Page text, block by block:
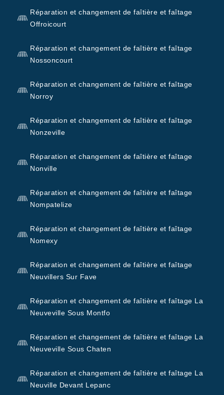
Réparation et changement de faîtière et faîtage
Offroicourt
Réparation et changement de faîtière et faîtage
Nossoncourt
Réparation et changement de faîtière et faîtage
Norroy
Réparation et changement de faîtière et faîtage
Nonzeville
Réparation et changement de faîtière et faîtage
Nonville
Réparation et changement de faîtière et faîtage
Nompatelize
Réparation et changement de faîtière et faîtage
Nomexy
Réparation et changement de faîtière et faîtage
Neuvillers Sur Fave
Réparation et changement de faîtière et faîtage La
Neuveville Sous Montfo
Réparation et changement de faîtière et faîtage La
Neuveville Sous Chaten
Réparation et changement de faîtière et faîtage La
Neuville Devant Lepanc